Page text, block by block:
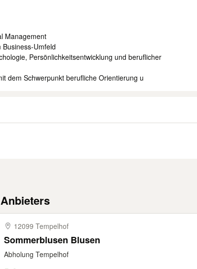
Management
Umfeld
Persönlichkeitsentwicklung und beruflicher
dem Schwerpunkt berufliche Orientierung u
12099 Tempelhof
Sommerblusen Blusen
Abholung Tempelhof